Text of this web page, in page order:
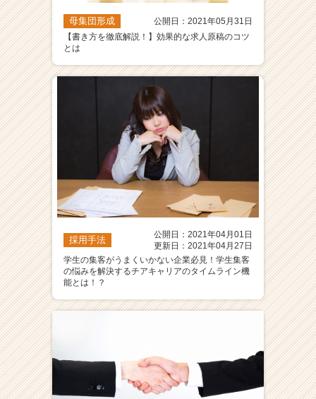
母集団形成
公開日：2021年05月31日
【書き方を徹底解説！】効果的な求人原稿のコツ
とは
採用手法
公開日：2021年04月01日
更新日：2021年04月27日
学生の集客がうまくいかない企業必見！学生集客
の悩みを解決するチアキャリアのタイムライン機
能とは！？